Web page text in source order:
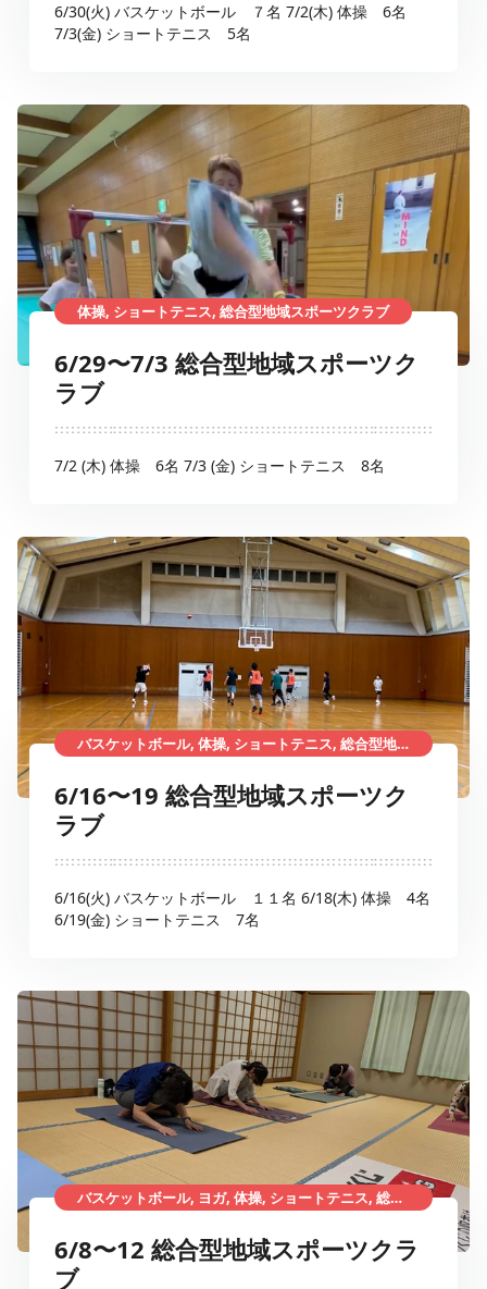
6/30(火) バスケットボール ７名 7/2(木) 体操 6名
7/3(金) ショートテニス 5名
体操, ショートテニス, 総合型地域スポーツクラブ
6/29〜7/3 総合型地域スポーツク
ラブ
7/2 (木) 体操 6名 7/3 (金) ショートテニス 8名
バスケットボール, 体操, ショートテニス, 総合型地域スポーツクラブ
6/16〜19 総合型地域スポーツク
ラブ
6/16(火) バスケットボール １１名 6/18(木) 体操 4名
6/19(金) ショートテニス 7名
バスケットボール, ヨガ, 体操, ショートテニス, 総合型地域スポーツクラブ
6/8〜12 総合型地域スポーツクラ
ブ